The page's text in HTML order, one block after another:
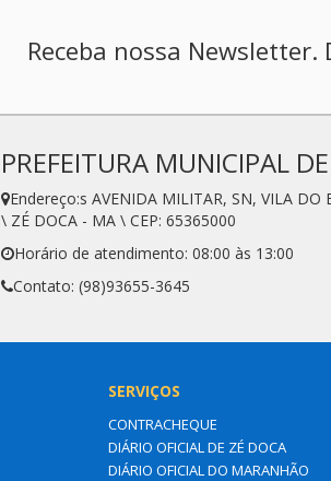
Receba nossa
PREFEITURA MUNICIPAL
Endereço:s AVENIDA MILITAR, SN, VILA DO
\ ZÉ DOCA - MA \ CEP: 65365000
Horário de atendimento: 08:00 às 13:00
Contato: (98)93655-3645
SERVIÇOS
CONTRACHEQUE
DIÁRIO OFICIAL DE ZÉ DOCA
DIÁRIO OFICIAL DO MARANHÃO